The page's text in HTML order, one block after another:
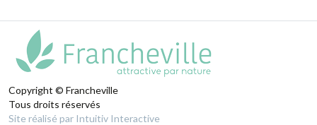
Copyright © Francheville
Tous droits réservés
Site réalisé par Intuitiv Interactive